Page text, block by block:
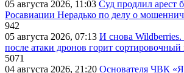
05 августа 2026, 11:03 Суд продлил арест
Росавиации Нерадько по делу о
942
05 августа 2026, 07:13 И снова Wildberries.
после атаки дронов горит сортировочный
5071
04 августа 2026, 21:20 Основателя ЧВК